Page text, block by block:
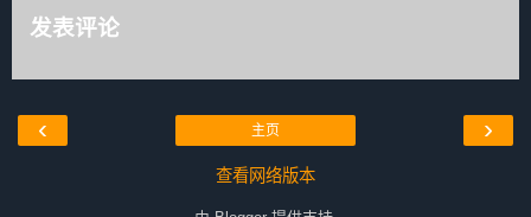
发表评论
‹ ›
主页
查看网络版本